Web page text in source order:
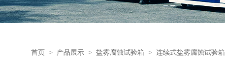
首页 > 产品展示 > 盐雾腐蚀试验箱 > 连续式盐雾腐蚀试验箱